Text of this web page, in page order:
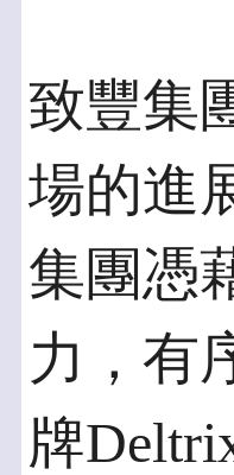
致豐集
場的進
集團憑
力，有
牌